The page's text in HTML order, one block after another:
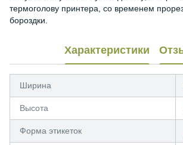
термоголову принтера, со временем
бороздки.
Характеристики
Ширина
Высота
Форма этикеток